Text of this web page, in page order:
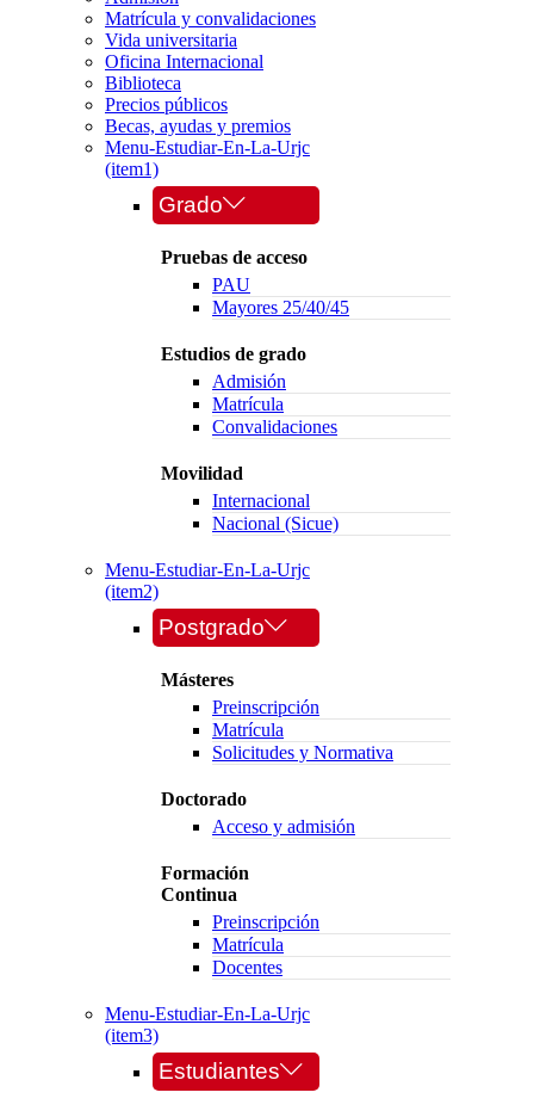
Matrícula y convalidaciones
Vida universitaria
Oficina Internacional
Biblioteca
Precios públicos
Becas, ayudas y premios
Menu-Estudiar-En-La-Urjc
(item1)
Grado
Pruebas de acceso
PAU
Mayores 25/40/45
Estudios de grado
Admisión
Matrícula
Convalidaciones
Movilidad
Internacional
Nacional (Sicue)
Menu-Estudiar-En-La-Urjc
(item2)
Postgrado
Másteres
Preinscripción
Matrícula
Solicitudes y Normativa
Doctorado
Acceso y admisión
Formación
Continua
Preinscripción
Matrícula
Docentes
Menu-Estudiar-En-La-Urjc
(item3)
Estudiantes